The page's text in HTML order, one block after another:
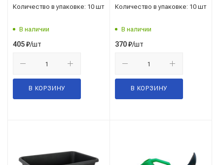
Количество в упаковке: 10 шт
В наличии
405₽/шт
В КОРЗИНУ
Количество в упаковке: 10 шт
В наличии
370₽/шт
В КОРЗИНУ